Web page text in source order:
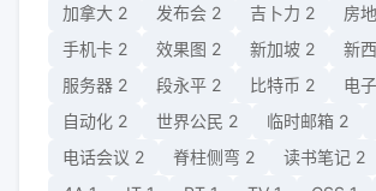
加拿大 2 发布会 2 吉卜力 2 房
手机卡 2 效果图 2 新加坡 2 新
服务器 2 段永平 2 比特币 2 电
自动化 2 世界公民 2 临时邮箱 2
电话会议 2 脊柱侧弯 2 读书笔记 2